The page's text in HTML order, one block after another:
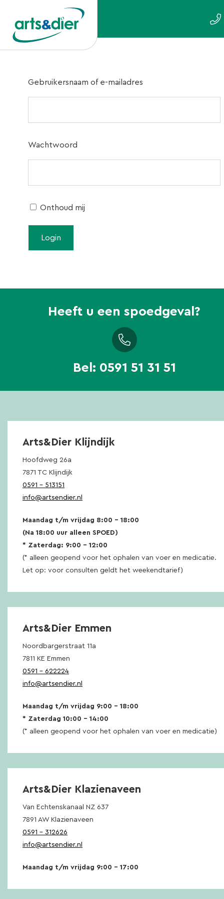
Gebruikersnaam of e-mailadres
Wachtwoord
Onthoud mij
Heeft u een spoedgeval?
Bel: 0591 51 31 51
Arts&Dier Klijndijk
Hoofdweg 26a
7871 TC Klijndijk
0591 – 513151
info@artsendier.nl
Maandag t/m vrijdag 8:00 – 18:00
(Na 18:00 uur alleen SPOED)
* Zaterdag: 9:00 – 12:00
(* alleen geopend voor het ophalen van voer en medicatie.
Let op: voor consulten geldt het weekendtarief)
Arts&Dier Emmen
Noordbargerstraat 11a
7811 KE Emmen
0591 – 622224
info@artsendier.nl
Maandag t/m vrijdag 9:00 – 18:00
* Zaterdag 10:00 – 14:00
(* alleen geopend voor het ophalen van voer en medicatie)
Arts&Dier Klazienaveen
Van Echtenskanaal NZ 637
7891 AW Klazienaveen
0591 – 312626
info@artsendier.nl
Maandag t/m vrijdag 9:00 – 17:00